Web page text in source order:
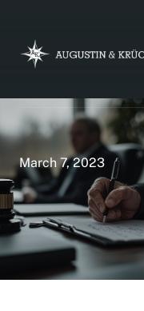
March 7, 2023